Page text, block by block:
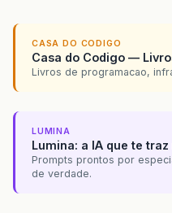
CASA DO CODIGO
Casa do Codigo —
Livros de programacao,
LUMINA
Lumina: a IA que te
Prompts prontos por
de verdade.